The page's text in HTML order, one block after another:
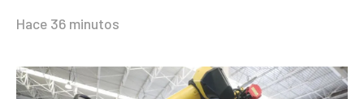
Hace 36 minutos